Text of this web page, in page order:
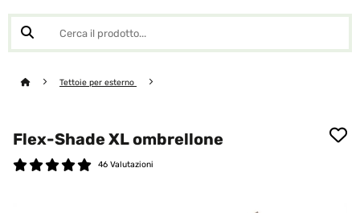
Tettoie per esterno
Flex-Shade XL ombrellone
46 Valutazioni